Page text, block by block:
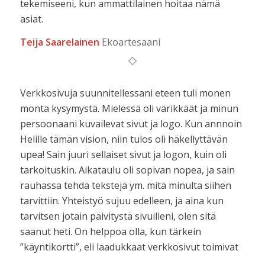
tekemiseeni, kun ammattilainen hoitaa nämä
asiat.
Teija Saarelainen Ekoartesaani
Verkkosivuja suunnitellessani eteen tuli monen
monta kysymystä. Mielessä oli värikkäät ja minun
persoonaani kuvailevat sivut ja logo. Kun annnoin
Helille tämän vision, niin tulos oli häkellyttävän
upea! Sain juuri sellaiset sivut ja logon, kuin oli
tarkoituskin. Aikataulu oli sopivan nopea, ja sain
rauhassa tehdä tekstejä ym. mitä minulta siihen
tarvittiin. Yhteistyö sujuu edelleen, ja aina kun
tarvitsen jotain päivitystä sivuilleni, olen sitä
saanut heti. On helppoa olla, kun tärkein
”käyntikortti”, eli laadukkaat verkkosivut toimivat